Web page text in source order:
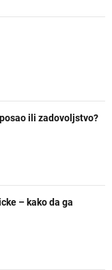
ili zadovoljstvo?
– kako da ga